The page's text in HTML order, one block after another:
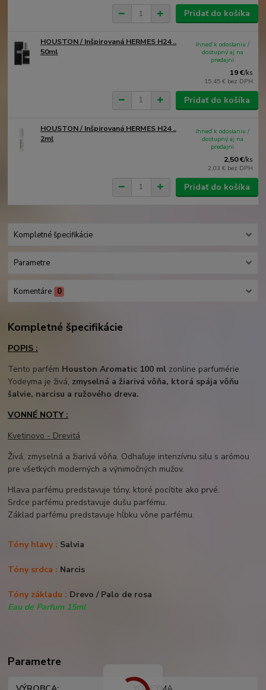
Pridať do košíka
HOUSTON / Inšpirovaná HERMES H24 ..
50ml
19 €/ks
15,45 € bez DPH
ihneď k odoslaniu /
dostupný aj na
predajni
Pridať do košíka
HOUSTON / Inšpirovaná HERMES H24 ..
2ml
2,50 €/ks
2,03 € bez DPH
ihneď k odoslaniu /
dostupný aj na
predajni
Pridať do košíka
Kompletné špecifikácie
Parametre
Komentáre 0
Kompletné špecifikácie
POPIS :
Tento parfém Houston Aromatic 100 ml zonline parfumérie
Yodeyma je živá, zmyselná a žiarivá vôňa, ktorá spája vôňu
šalvie, narcisu a ružového dreva.
VONNÉ NOTY :
Kvetinovo - Drevitá
Živá, zmyselná a žiarivá vôňa. Odhaľuje intenzívnu silu s arómou
pre všetkých moderných a výnimočných mužov.
Hlava parfému predstavuje tóny, ktoré pocítite ako prvé.
Srdce parfému predstavuje dušu parfému.
Základ parfému predstavuje hĺbku vône parfému.
Tóny hlavy : Salvia
Tóny srdca : Narcis
Tóny základu : Drevo / Palo de rosa
Eau de Parfum 15ml
Parametre